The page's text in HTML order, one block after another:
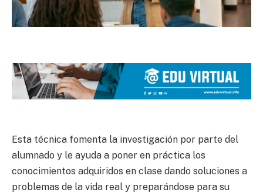
Esta técnica fomenta la investigación por parte del
alumnado y le ayuda a poner en práctica los
conocimientos adquiridos en clase dando soluciones a
problemas de la vida real y preparándose para su